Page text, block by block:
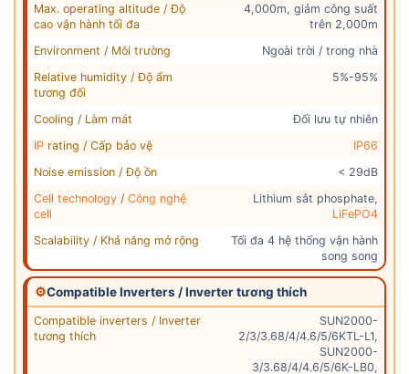
Max. operating altitude / Độ
cao vận hành tối đa
4,000m, giảm công suất
trên 2,000m
Environment / Môi trường
Ngoài trời / trong nhà
Relative humidity / Độ ẩm
tương đối
5%-95%
Cooling / Làm mát
Đối lưu tự nhiên
IP rating / Cấp bảo vệ
IP66
Noise emission / Độ ồn
< 29dB
Cell technology / Công nghệ
cell
Lithium sắt phosphate,
LiFePO4
Scalability / Khả năng mở rộng
Tối đa 4 hệ thống vận hành
song song
⚙Compatible Inverters / Inverter tương thích
Compatible inverters / Inverter
tương thích
SUN2000-
2/3/3.68/4/4.6/5/6KTL-L1,
SUN2000-
3/3.68/4/4.6/5/6K-LB0,